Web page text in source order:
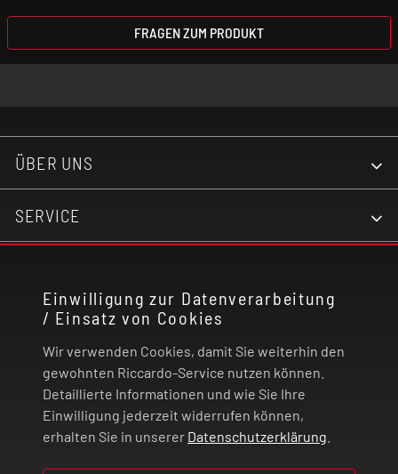
Einwilligung zur Datenverarbeitung
/ Einsatz von Cookies
Wir verwenden Cookies, damit Sie weiterhin den
gewohnten Riccardo-Service nutzen können.
Detaillierte Informationen und wie Sie Ihre
Einwilligung jederzeit widerrufen können,
erhalten Sie in unserer Datenschutzerklärung
FRAGEN ZUM PRODUKT
ÜBER UNS
SERVICE
RECHTLICHES
ZAHLUNG UND VERSAND
VERTRAG WIDERRUFEN